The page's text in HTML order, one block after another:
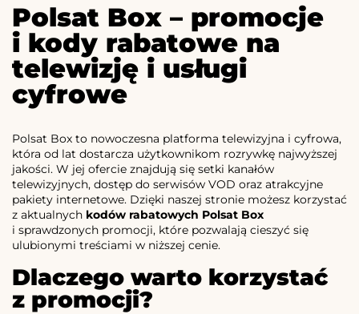
Polsat Box – promocje
i kody rabatowe na
telewizję i usługi
cyfrowe
Polsat Box to nowoczesna platforma telewizyjna i cyfrowa,
która od lat dostarcza użytkownikom rozrywkę najwyższej
jakości. W jej ofercie znajdują się setki kanałów
telewizyjnych, dostęp do serwisów VOD oraz atrakcyjne
pakiety internetowe. Dzięki naszej stronie możesz korzystać
z aktualnych kodów rabatowych Polsat Box
i sprawdzonych promocji, które pozwalają cieszyć się
ulubionymi treściami w niższej cenie.
Dlaczego warto korzystać
z promocji?